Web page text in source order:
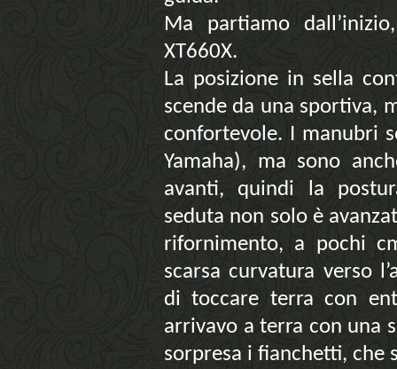
Ma partiamo
XT660X.
La posizione in sella
scende da una sportiva,
confortevole. I manubri
Yamaha), ma sono
avanti, quindi la
seduta non solo è
rifornimento, a pochi
scarsa curvatura verso
di toccare terra con
arrivavo a terra con una
sorpresa i fianchetti, che